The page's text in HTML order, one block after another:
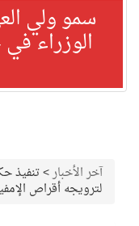
سمو ولي
الوزراء
آخر الأخبار>تنفيذ
لترويجه أقراص